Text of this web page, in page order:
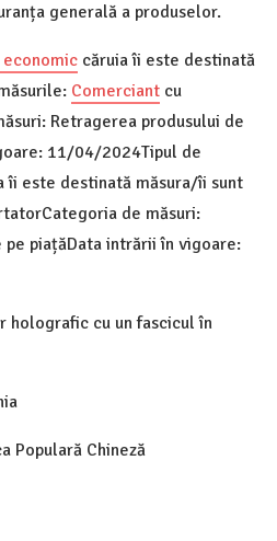
generală a produselor.
căruia îi este destinată
Comerciant cu
Retragerea produsului de
11/04/2024Tipul de
îi este destinată măsura/îi sunt
de măsuri:
piațăData intrării în vigoare:
holografic cu un fascicul în
Populară Chineză